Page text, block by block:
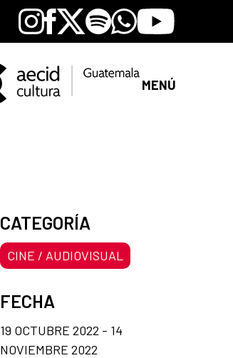
Instagram
Facebook
X SpotifyWhatsapp
Youtube
MENÚ
CATEGORÍA
CINE / AUDIOVISUAL
FECHA
19 OCTUBRE 2022 - 14
NOVIEMBRE 2022